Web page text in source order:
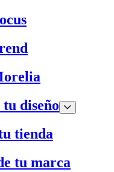
diseño
tienda
tu marca